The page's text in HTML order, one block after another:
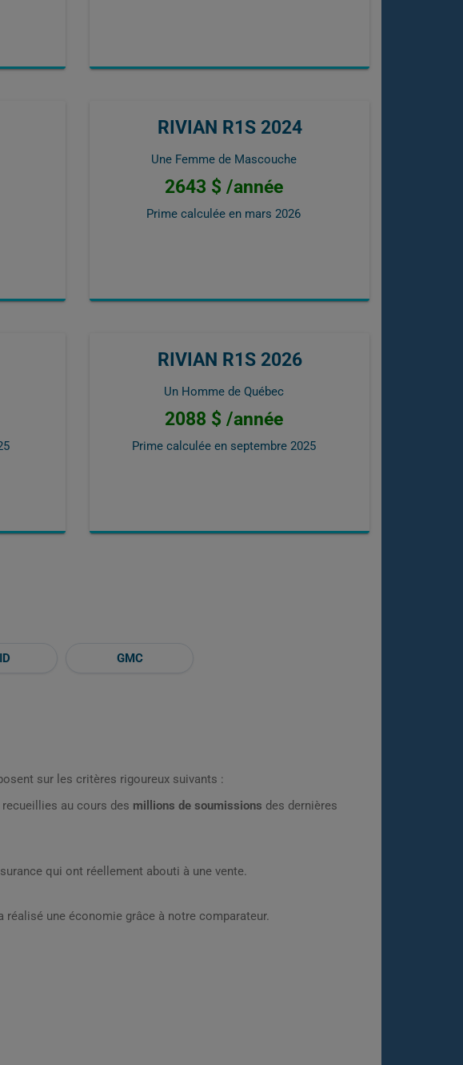
RIVIAN R1S 2024
Une Femme de Mascouche
2643 $ /année
Prime calculée en mars 2026
RIVIAN R1S 2026
Un Homme de Québec
2088 $ /année
Prime calculée en septembre 2025
GMC
sur les critères rigoureux suivants :
recueillies au cours des millions de soumissions des dernières
qui ont réellement abouti à une vente.
une économie grâce à notre comparateur.